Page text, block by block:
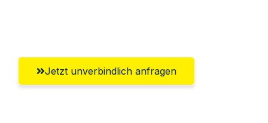
Jetzt unverbindlich anfragen